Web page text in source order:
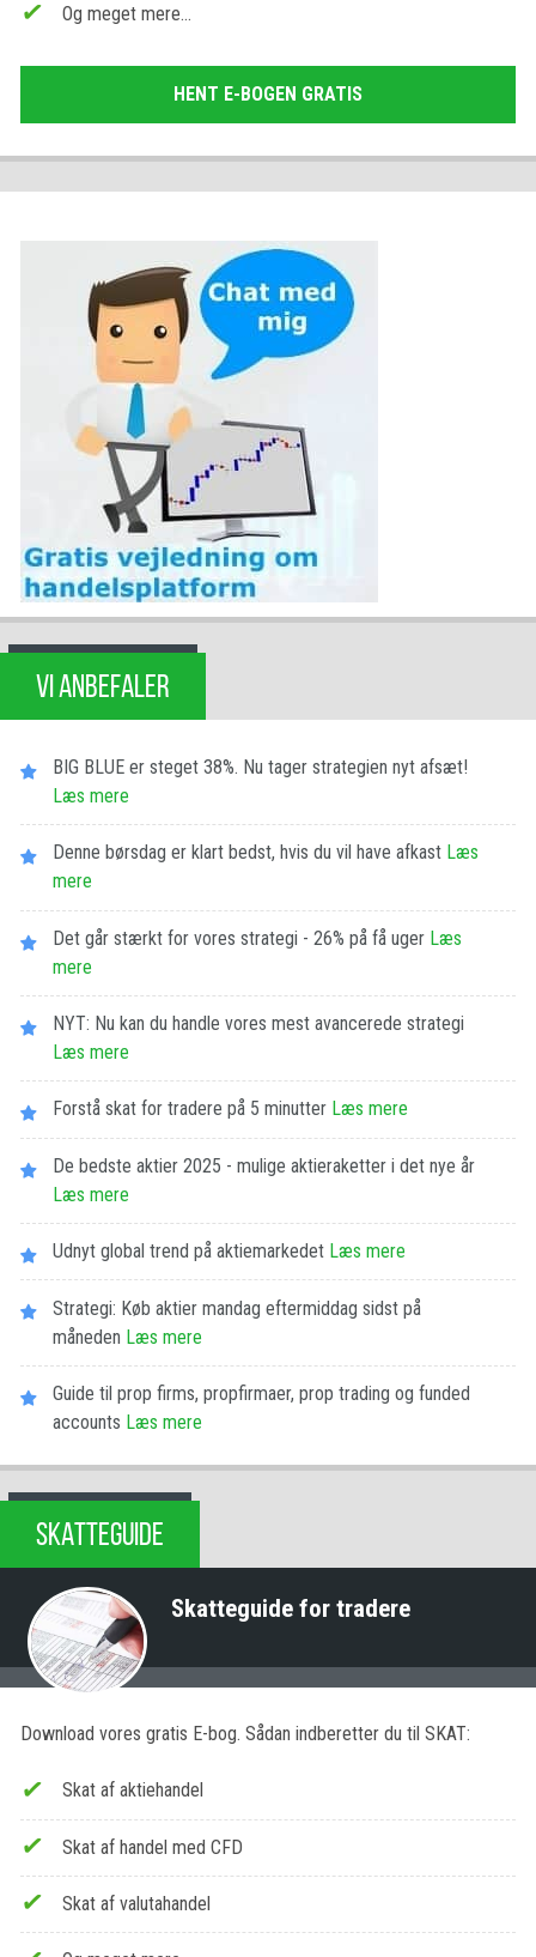
Og meget mere…
HENT E-BOGEN GRATIS
VI ANBEFALER
BIG BLUE er steget 38%. Nu tager strategien nyt afsæt!
Læs mere
Denne børsdag er klart bedst, hvis du vil have afkast Læs
mere
Det går stærkt for vores strategi - 26% på få uger Læs
mere
NYT: Nu kan du handle vores mest avancerede strategi
Læs mere
Forstå skat for tradere på 5 minutter Læs mere
De bedste aktier 2025 - mulige aktieraketter i det nye år
Læs mere
Udnyt global trend på aktiemarkedet Læs mere
Strategi: Køb aktier mandag eftermiddag sidst på
måneden Læs mere
Guide til prop firms, propfirmaer, prop trading og funded
accounts Læs mere
SKATTEGUIDE
Skatteguide for tradere
Download vores gratis E-bog. Sådan indberetter du til SKAT:
Skat af aktiehandel
Skat af handel med CFD
Skat af valutahandel